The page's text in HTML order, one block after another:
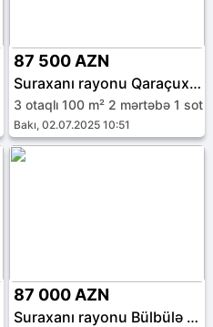
87 500 AZN
Suraxanı rayonu Qaraçuxur qəs.
3 otaqlı 100 m² 2 mərtəbə 1 sot
Bakı, 02.07.2025 10:51
87 000 AZN
Suraxanı rayonu Bülbülə qəs.